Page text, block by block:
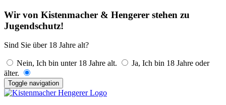
Wir von Kistenmacher & Hengerer stehen zu
Jugendschutz!
Sind Sie über 18 Jahre alt?
Nein, Ich bin unter 18 Jahre alt.
Ja, Ich bin 18 Jahre oder
älter.
Toggle navigation